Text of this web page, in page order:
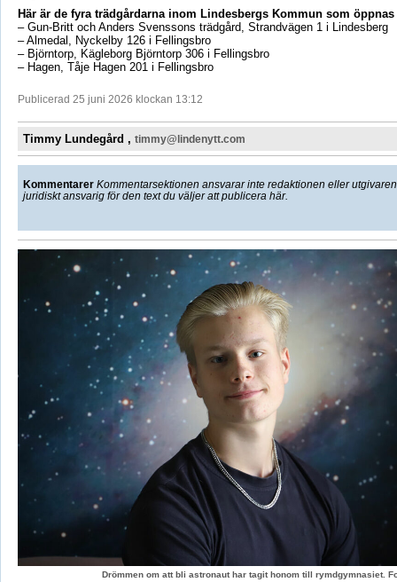
Här är de fyra trädgårdarna inom Lindesbergs Kommun som
– Gun-Britt och Anders Svenssons trädgård, Strandvägen 1 i Lindesberg
– Almedal, Nyckelby 126 i Fellingsbro
– Björntorp, Kägleborg Björntorp 306 i Fellingsbro
– Hagen, Tåje Hagen 201 i Fellingsbro
Publicerad 25 juni 2026 klockan 13:12
Timmy Lundegård , timmy@lindenytt.com
Kommentarer Kommentarsektionen ansvarar inte redaktionen eller
juridiskt ansvarig för den text du väljer att publicera här.
Drömmen om att bli astronaut har tagit honom till rymdgymnasiet.